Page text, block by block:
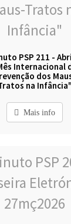
PSP 211 -
Internacional
dos
na Infância"
Mais info